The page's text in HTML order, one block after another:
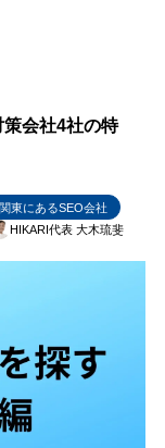
策会社4社の特
関東にあるSEO会社
HIKARI代表 大木琉斐